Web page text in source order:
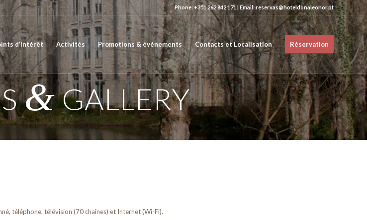
Phone: +351 262 842 171 | Email: reservas@hoteldonaleonor.pt
d’intérêt Activités Promotions & événements Contacts et Localisation Réservation
&GALLERY
téléphone, télévision (70 chaînes) et Internet (Wi-Fi).